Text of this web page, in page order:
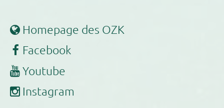
Homepage des OZK
Facebook
Youtube
Instagram